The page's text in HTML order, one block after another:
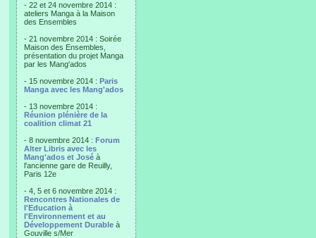
- 22 et 24 novembre 2014 :
ateliers Manga à la Maison
des Ensembles
- 21 novembre 2014 : Soirée
Maison des Ensembles,
présentation du projet Manga
par les Mang'ados
- 15 novembre 2014 : Paris
Manga avec les Mang'ados
- 13 novembre 2014 :
Réunion plénière de la
coalition climat 21
- 8 novembre 2014 : Forum
Alter Libris avec les
Mang'ados et José à
l'ancienne gare de Reuilly,
Paris 12e
- 4, 5 et 6 novembre 2014 :
Rencontres Nationales de
l'Education à
l'Environnement et au
Développement Durable à
Gouville s/Mer